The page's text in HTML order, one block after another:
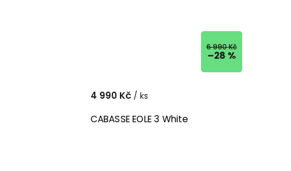
6 990 Kč
–28 %
CABASSE EOLE 3 White
4 990 Kč / ks